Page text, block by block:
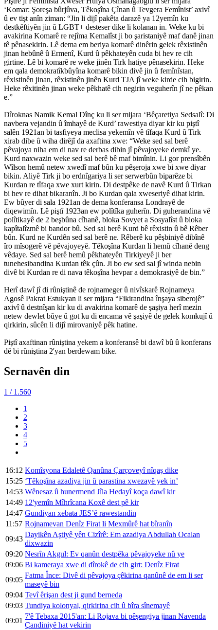
‘Komar: Şoreşa bûrjûva, Têkoşîna Çînan û Tevgera Femînist’ axivî
û ev tişt anîn ziman: “Jin li dijî pakêta darazê ya 12yemîn ku
destkêftiyên jin û LGBT+ desteser dike li kolanan in. Weke ku bi
avakirina Komarê re rejîma Kemalîst ji bo şaristaniyê maf danê jinan
tê pênasekirin. Lê dema em beriya komarê dinêrin gelek rêxistinên
jinan hebûnê û Ermenî, Kurd û pêkhateyên cuda bi hev re cih
girtine. Lê bi komarê re weke jinên Tirk hatiye pênasekirin. Heke
em qala demokratîkbûyîna komarê bikin divê jin û femînîstan,
rêxistinên jinan, rêxistinên jinên Kurd TJA jî weke kirde cih bigirin.
Heke rêxitinên jinan weke pêkhatê cih negirin veguherîn jî ne pêkan
e.”
Dîroknas Namik Kemal Dînç ku li ser mijara ‘Bêçaretiya Sedsalî: Di
navbera vejandin û îmhayê de Kurd’ rawestiya diyar kir ku piştî
salên 1921an bi tasfiyeya meclisa yekemîn vê tîfaqa Kurd û Tirk
xirab dibe û wiha dirêjî da axaftina xwe: “Weke sed sal berê
pêvajoya niha em di nav re derbas dibin jî pêvajoyeke demkî ye.
Kurd naxwazin weke sed sal berê bê maf bimînin. Li gor prensîbên
Wîlson hemû netew xwedî maf bûn ku pêşeroja xwe bi xwe diyar
bikin. Aliyê Tirk ji bo erdnîgariya li ser serwerbûn biparêze bi
Kurdan re tîfaqa xwe xurt kirin. Di destpêke de navê Kurd û Tirkan
bi hev re dihat bikaranîn. Ji bo Kurdan qala xweseriyê dihat kirin.
Ew bûyer di sala 1921an de dema konferansa Londrayê de
diqewimîn. Lê piştî 1923an ew polîtîka guherîn. Di guherandina vê
polîtikayê de 2 beşbûna cîhanê, bloka Sovyet a Sosyalîst û bloka
kapîtalîzmê bi bandor bû. Sed sal berê Kurd bê rêxistin û bê Rêber
bûn. Kurd ne Kurdên sed sal berê ne. Rêberê ku pêşbiniyê dibînê
îro mîsogerê vê pêvajoyeyê. Têkoşîna Kurdan li hemû cîhanê deng
vêdaye. Sed sal berê hemû pêkhateyên Tirkiyeyê ji ber
tunehesibandina Kurdan têk çûn. Ji bo ew sed sal jî winda nebin
divê bi Kurdan re di nava têkoşîna hevpar a demokrasiyê de bin.”
Herî dawî jî di rûniştinê de rojnameger û nivîskarê Rojnameya
Agosê Pakrat Estukyan li ser mijara “Fikirandina înşaya siberojê”
axivî û destnîşan kir ku di avakirina komarê de şaşiya herî mezin
netew dewlet bûye û got ku di encama vê şaşiyê de gelek komkujî û
qirkirin, sûcên li dijî mirovaniyê pêk hatine.
Piştî axaftinan rûniştina yekem a konferansê bi dawî bû û konferans
dê bi rûniştina 2'yan berdewam bike.
Sernavên din
1 / 1.560
1
2
3
4
5
16:12 Komîsyona Edaletê Qanûna Çarçoveyî nîqaş dike
15:25 ‘Têkoşîna azadiya jin û parastina xwezayê yek in’
14:53 Wênesaz û hunermend Jîla Hedayî koça dawî kir
14:49 12'yemîn Mîhrîcana Koxê dest pê kir
14:47 Gundiyan xebata JES’ê rawestandin
11:57 Rojnamevan Denîz Firat li Mexmûrê hat bîranîn
09:43
Dayikên Aştiyê yên Cizîrê: Em azadiya Abdullah Ocalan
dixwazin
09:20 Nesrîn Akgul: Ev qanûn destpêka pêvajoyeke nû ye
09:06 Bi kameraya xwe di dîrokê de cih girt: Denîz Firat
09:05
Fatma Înce: Divê di pêvajoya çêkirina qanûnê de em li ser
maseyê bin
09:04 Tevî êrişan dest ji gund berneda
09:03 Tundiya kolonyal, qirkirina cih û bîra sînemayê
09:01
7'ê Tebaxa 2015'an: Li Rojava bi pêşengiya jinan Navenda
Çandiniyê hat vekirin